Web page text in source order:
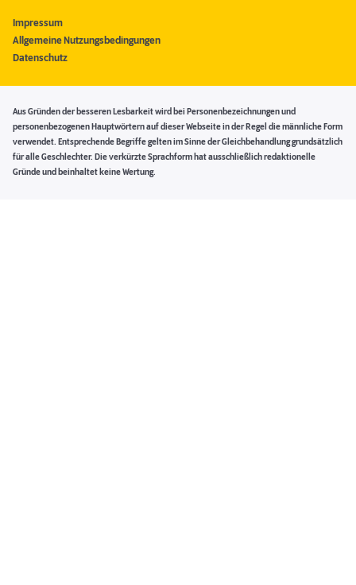
Impressum
Allgemeine Nutzungsbedingungen
Datenschutz
Aus Gründen der besseren Lesbarkeit wird bei Personenbezeichnungen und
personenbezogenen Hauptwörtern auf dieser Webseite in der Regel die männliche Form
verwendet. Entsprechende Begriffe gelten im Sinne der Gleichbehandlung grundsätzlich
für alle Geschlechter. Die verkürzte Sprachform hat ausschließlich redaktionelle
Gründe und beinhaltet keine Wertung.